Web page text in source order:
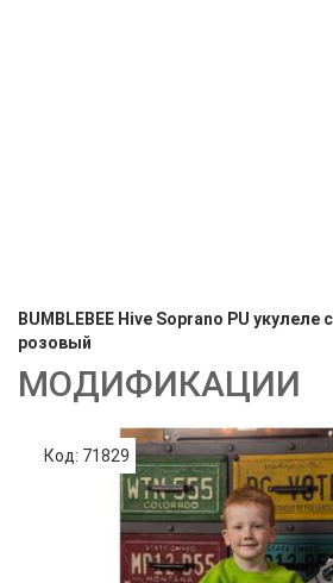
BUMBLEBEE Hive Soprano PU укулеле
розовый
МОДИФИКАЦИИ
Код: 71829